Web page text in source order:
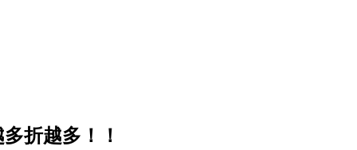
折越多！！